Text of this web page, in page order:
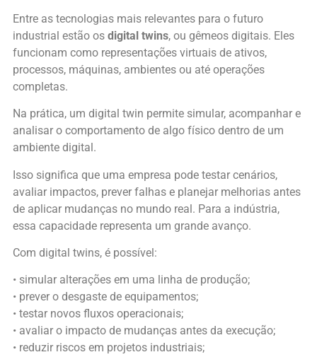
Entre as tecnologias mais relevantes para o futuro
industrial estão os digital twins, ou gêmeos digitais. Eles
funcionam como representações virtuais de ativos,
processos, máquinas, ambientes ou até operações
completas.
Na prática, um digital twin permite simular, acompanhar e
analisar o comportamento de algo físico dentro de um
ambiente digital.
Isso significa que uma empresa pode testar cenários,
avaliar impactos, prever falhas e planejar melhorias antes
de aplicar mudanças no mundo real. Para a indústria,
essa capacidade representa um grande avanço.
Com digital twins, é possível:
• simular alterações em uma linha de produção;
• prever o desgaste de equipamentos;
• testar novos fluxos operacionais;
• avaliar o impacto de mudanças antes da execução;
• reduzir riscos em projetos industriais;